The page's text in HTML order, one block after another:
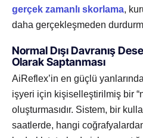
gerçek zamanlı skorlama,
daha gerçekleşmeden
Normal Dışı Davranış
Olarak Saptanması
AiReflex’in en güçlü
işyeri için kişiselleştirilmiş bir
oluşturmasıdır. Sistem, bir
saatlerde, hangi